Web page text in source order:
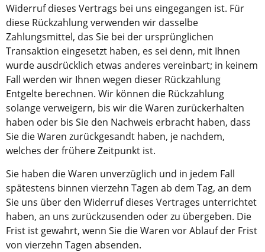
Widerruf dieses Vertrags bei uns eingegangen ist. Für
diese Rückzahlung verwenden wir dasselbe
Zahlungsmittel, das Sie bei der ursprünglichen
Transaktion eingesetzt haben, es sei denn, mit Ihnen
wurde ausdrücklich etwas anderes vereinbart; in keinem
Fall werden wir Ihnen wegen dieser Rückzahlung
Entgelte berechnen. Wir können die Rückzahlung
solange verweigern, bis wir die Waren zurückerhalten
haben oder bis Sie den Nachweis erbracht haben, dass
Sie die Waren zurückgesandt haben, je nachdem,
welches der frühere Zeitpunkt ist.
Sie haben die Waren unverzüglich und in jedem Fall
spätestens binnen vierzehn Tagen ab dem Tag, an dem
Sie uns über den Widerruf dieses Vertrages unterrichtet
haben, an uns zurückzusenden oder zu übergeben. Die
Frist ist gewahrt, wenn Sie die Waren vor Ablauf der Frist
von vierzehn Tagen absenden.